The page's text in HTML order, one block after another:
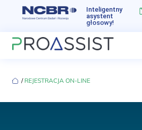
Inteligentny
asystent
głosowy!
‏‏‎ ‎/‏‏‎ ‎ REJESTRACJA ON-LINE